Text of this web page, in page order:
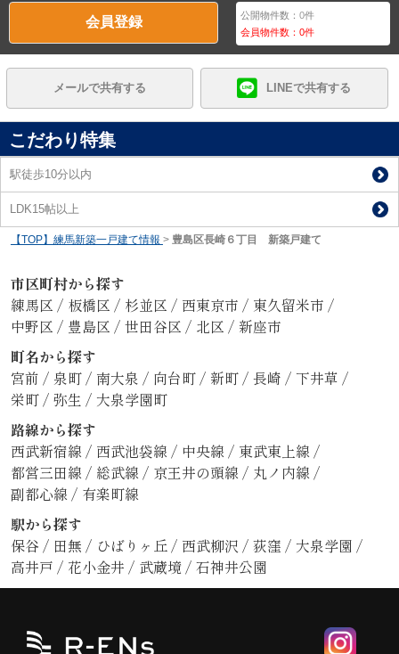
会員登録 公開物件数：0件
会員物件数：0件
メールで共有する LINEで共有する
こだわり特集
駅徒歩10分以内
LDK15帖以上
【TOP】練馬新築一戸建て情報 > 豊島区長崎６丁目 新築戸建て
市区町村から探す
練馬区 / 板橋区 / 杉並区 / 西東京市 / 東久留米市 /
中野区 / 豊島区 / 世田谷区 / 北区 / 新座市
町名から探す
宮前 / 泉町 / 南大泉 / 向台町 / 新町 / 長崎 / 下井草 /
栄町 / 弥生 / 大泉学園町
路線から探す
西武新宿線 / 西武池袋線 / 中央線 / 東武東上線 /
都営三田線 / 総武線 / 京王井の頭線 / 丸ノ内線 /
副都心線 / 有楽町線
駅から探す
保谷 / 田無 / ひばりヶ丘 / 西武柳沢 / 荻窪 / 大泉学園 /
高井戸 / 花小金井 / 武蔵境 / 石神井公園